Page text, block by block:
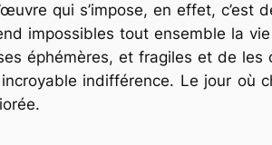
qui s’impose, en effet, c’est
impossibles tout ensemble la
éphémères, et fragiles et de les
indifférence. Le jour où